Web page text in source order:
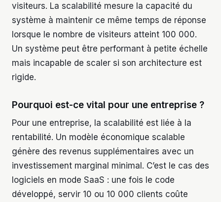
visiteurs. La scalabilité mesure la capacité du
système à maintenir ce même temps de réponse
lorsque le nombre de visiteurs atteint 100 000.
Un système peut être performant à petite échelle
mais incapable de scaler si son architecture est
rigide.
Pourquoi est-ce vital pour une entreprise ?
Pour une entreprise, la scalabilité est liée à la
rentabilité. Un modèle économique scalable
génère des revenus supplémentaires avec un
investissement marginal minimal. C’est le cas des
logiciels en mode SaaS : une fois le code
développé, servir 10 ou 10 000 clients coûte